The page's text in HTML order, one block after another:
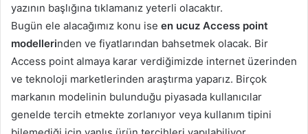
yazının başlığına tıklamanız yeterli olacaktır.
Bugün ele alacağımız konu ise en ucuz Access point
modellerinden ve fiyatlarından bahsetmek olacak. Bir
Access point almaya karar verdiğimizde internet üzerinden
ve teknoloji marketlerinden araştırma yaparız. Birçok
markanın modelinin bulunduğu piyasada kullanıcılar
genelde tercih etmekte zorlanıyor veya kullanım tipini